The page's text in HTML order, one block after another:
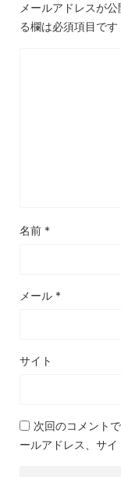
メールアドレスが
る欄は必須項目です
名前 *
メール *
サイト
次回のコメント
ールアドレス、サイ